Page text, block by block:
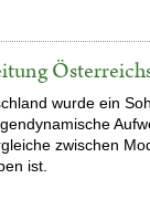
wurde ein
zwischen
ist.